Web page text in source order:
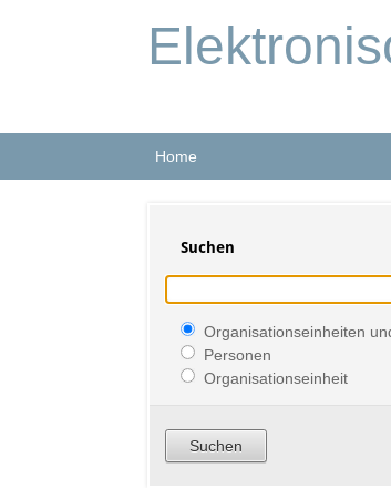
Home
Suchen
Organisationseinheiten
Personen
Organisationseinheit